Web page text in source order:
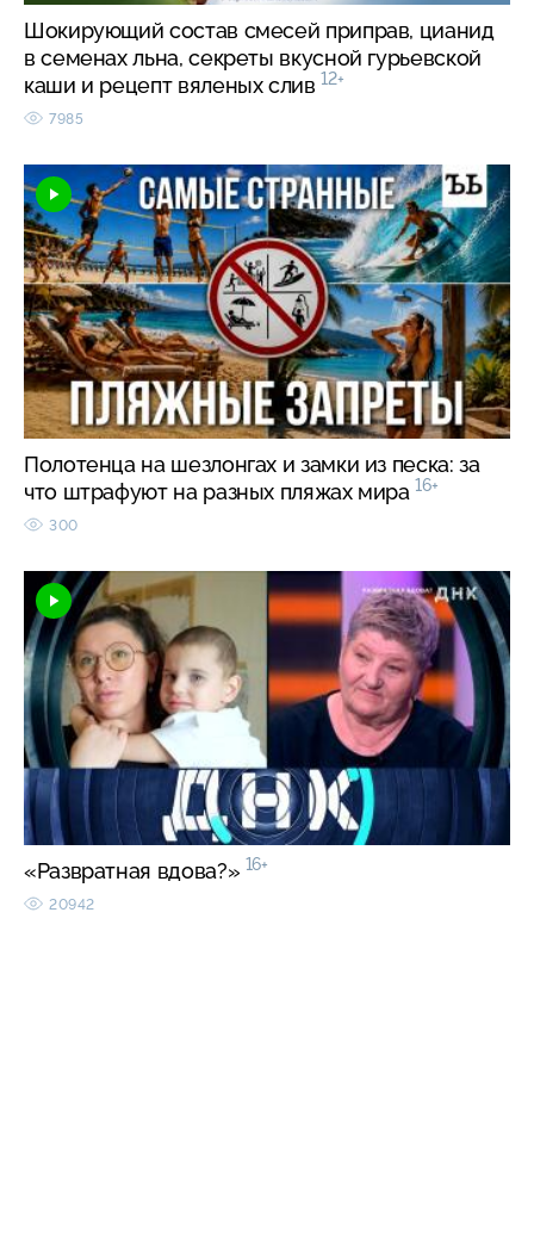
Шокирующий состав смесей приправ, цианид
в семенах льна, секреты вкусной гурьевской
каши и рецепт вяленых слив 12+
7985
Полотенца на шезлонгах и замки из песка: за
что штрафуют на разных пляжах мира 16+
300
«Развратная вдова?» 16+
20942